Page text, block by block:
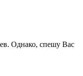
Однако, спешу Вас